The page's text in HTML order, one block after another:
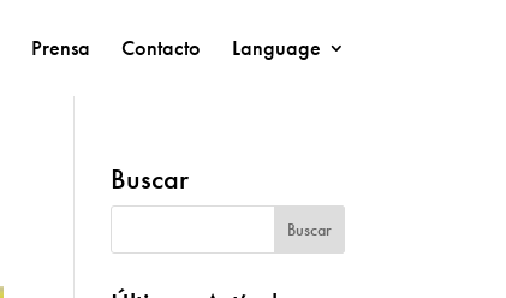
Prensa Contacto Language
Buscar